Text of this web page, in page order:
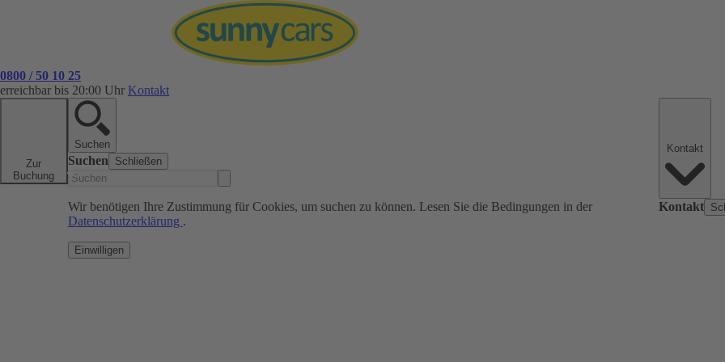
0800 / 50 10 25
erreichbar bis 20:00 Uhr Kontakt
Zur
Buchung
Suchen
Suchen Schließen
Wir benötigen Ihre Zustimmung für Cookies, um suchen zu können. Lesen Sie die Bedingungen in der
Datenschutzerklärung .
Einwilligen
Kontakt